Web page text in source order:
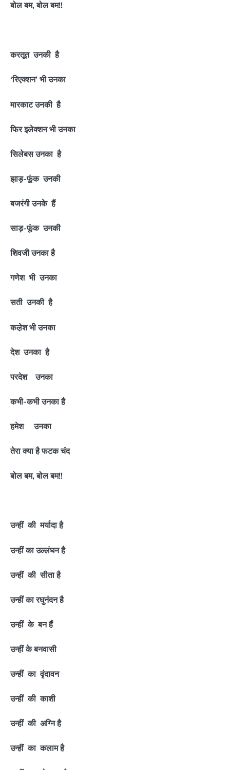
बोल बम, बोल बम!!
करतूत उनकी है
‘रिएक्शन’ भी उनका
मारकाट उनकी है
फिर इलेक्शन भी उनका
सिलेबस उनका है
झाड़-फूंक उनकी
बजरंगी उनके हैं
साड़-फूंक उनकी
शिवजी उनका है
गणेश भी उनका
सती उनकी है
कले़श भी उनका
देश उनका है
परदेश उनका
कभी-कभी उनका है
हमेश उनका
तेरा क्या है फटक चंद
बोल बम, बोल बम!!
उन्हीं की मर्यादा है
उन्हीं का उल्लंघन है
उन्हीं की सीता है
उन्हीं का रघुनंदन है
उन्हीं के बन हैं
उन्हीं के बनवासी
उन्हीं का वृंदावन
उन्हीं की काशी
उन्हीं की अग्नि है
उन्हीं का कलाम है